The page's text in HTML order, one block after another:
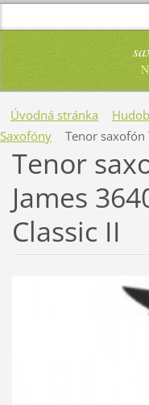
Úvodná stránka
Saxofóny
Tenor saxofón
Tenor
James
Classic II